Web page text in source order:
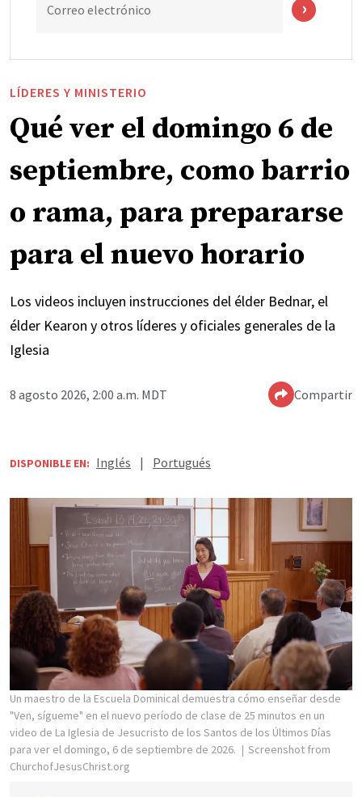
Correo electrónico
LÍDERES Y MINISTERIO
Qué ver el domingo 6 de
septiembre, como barrio
o rama, para prepararse
para el nuevo horario
Los videos incluyen instrucciones del élder Bednar, el
élder Kearon y otros líderes y oficiales generales de la
Iglesia
8 agosto 2026, 2:00 a.m. MDT Compartir
DISPONIBLE EN: Inglés | Portugués
Un maestro de la Escuela Dominical demuestra cómo enseñar desde
"Ven, sígueme" en el nuevo período de clase de 25 minutos en un
video de La Iglesia de Jesucristo de los Santos de los Últimos Días
para ver el domingo, 6 de septiembre de 2026.
Screenshot from
ChurchofJesusChrist.org